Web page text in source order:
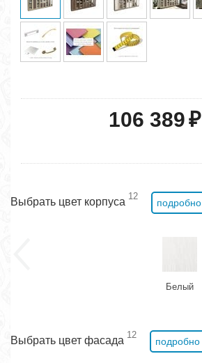
106 389₽
Выбрать цвет корпуса 12
подробно
Белый
Выбрать цвет фасада 12
подробно